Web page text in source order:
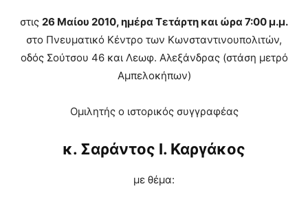
στις 26 Μαίου 2010, ημέρα Τετάρτη και ώρα 7:00 μ.μ.
στο Πνευματικό Κέντρο των Κωνσταντινουπολιτών,
οδός Σούτσου 46 και Λεωφ. Αλεξάνδρας (στάση μετρό
Αμπελοκήπων)
Ομιλητής ο ιστορικός συγγραφέας
κ. Σαράντος Ι. Καργάκος
με θέμα: